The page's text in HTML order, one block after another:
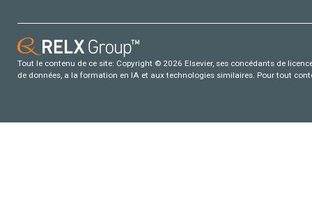
Tout le contenu de ce site: Copyright © 2026 Elsevier, ses concédants de
de données, a la formation en IA et aux technologies similaires. Pour tout